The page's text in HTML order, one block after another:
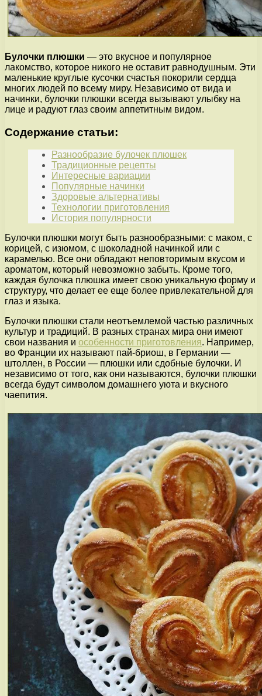
Булочки плюшки — это вкусное и популярное
лакомство, которое никого не оставит равнодушным. Эти
маленькие круглые кусочки счастья покорили сердца
многих людей по всему миру. Независимо от вида и
начинки, булочки плюшки всегда вызывают улыбку на
лице и радуют глаз своим аппетитным видом.
Содержание статьи:
Разнообразие булочек плюшек
Традиционные рецепты
Интересные вариации
Популярные начинки
Здоровые альтернативы
Технологии приготовления
История популярности
Булочки плюшки могут быть разнообразными: с маком, с
корицей, с изюмом, с шоколадной начинкой или с
карамелью. Все они обладают неповторимым вкусом и
ароматом, который невозможно забыть. Кроме того,
каждая булочка плюшка имеет свою уникальную форму и
структуру, что делает ее еще более привлекательной для
глаз и языка.
Булочки плюшки стали неотъемлемой частью различных
культур и традиций. В разных странах мира они имеют
свои названия и особенности приготовления. Например,
во Франции их называют пай-бриош, в Германии —
штоллен, в России — плюшки или сдобные булочки. И
независимо от того, как они называются, булочки плюшки
всегда будут символом домашнего уюта и вкусного
чаепития.